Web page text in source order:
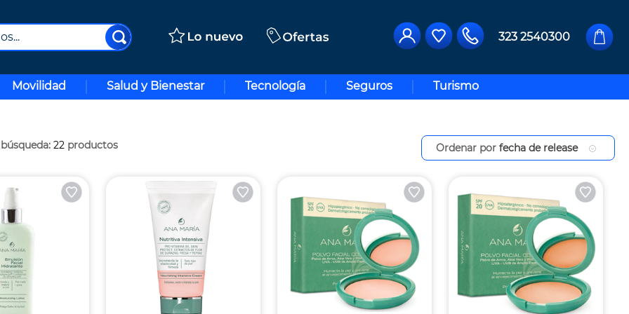
323 2540300
Movilidad Salud y Bienestar Tecnología Seguros Turismo
22 productos Ordenar por fecha de release